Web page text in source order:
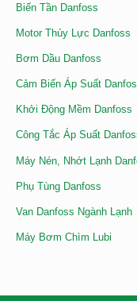
Biến Tần Danfoss
Motor Thủy Lực Danfoss
Bơm Dầu Danfoss
Cảm Biến Áp Suất
Khởi Động Mềm Danfoss
Công Tắc Áp Suất
Máy Nén, Nhớt Lạnh
Phụ Tùng Danfoss
Van Danfoss Ngành Lạnh
Máy Bơm Chìm Lubi